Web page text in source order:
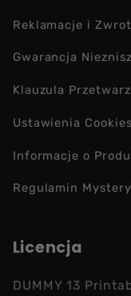
Reklamacje i
Gwarancja
Klauzula
Ustawienia Cookies
Informacje o
Regulamin
Licencja
DUMMY 13